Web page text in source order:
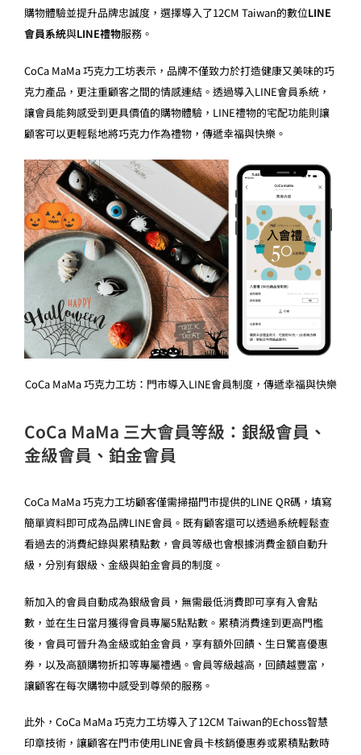
購物體驗並提升品牌忠誠度，選擇導入了12CM Taiwan的數位LINE
會員系統與LINE禮物服務。
CoCa MaMa 巧克力工坊表示，品牌不僅致力於打造健康又美味的巧
克力產品，更注重顧客之間的情感連結。透過導入LINE會員系統，
讓會員能夠感受到更具價值的購物體驗，LINE禮物的宅配功能則讓
顧客可以更輕鬆地將巧克力作為禮物，傳遞幸福與快樂。
CoCa MaMa 巧克力工坊：門市導入LINE會員制度，傳遞幸福與快樂
CoCa MaMa 三大會員等級：銀級會員、
金級會員、鉑金會員
CoCa MaMa 巧克力工坊顧客僅需掃描門市提供的LINE QR碼，填寫
簡單資料即可成為品牌LINE會員。既有顧客還可以透過系統輕鬆查
看過去的消費紀錄與累積點數，會員等級也會根據消費金額自動升
級，分別有銀級、金級與鉑金會員的制度。
新加入的會員自動成為銀級會員，無需最低消費即可享有入會點
數，並在生日當月獲得會員專屬5點點數。累積消費達到更高門檻
後，會員可晉升為金級或鉑金會員，享有額外回饋、生日驚喜優惠
券，以及高額購物折扣等專屬禮遇。會員等級越高，回饋越豐富，
讓顧客在每次購物中感受到尊榮的服務。
此外，CoCa MaMa 巧克力工坊導入了12CM Taiwan的Echoss智慧
印章技術，讓顧客在門市使用LINE會員卡核銷優惠券或累積點數時